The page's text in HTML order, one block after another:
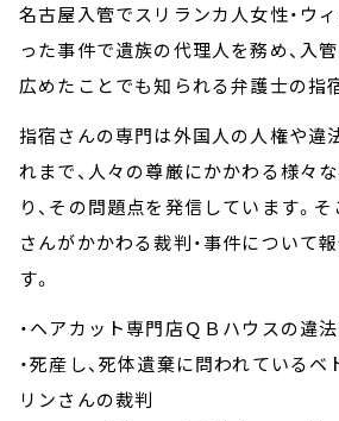
名古屋入管でスリランカ人女性・ウ
った事件で遺族の代理人を務め、入
広めたことでも知られる弁護士の指
指宿さんの専門は外国人の人権や違
れまで、人々の尊厳にかかわる様々
り、その問題点を発信しています。
さんがかかわる裁判・事件について
す。
・ヘアカット専門店ＱＢハウスの違
・死産し、死体遺棄に問われている
リンさんの裁判